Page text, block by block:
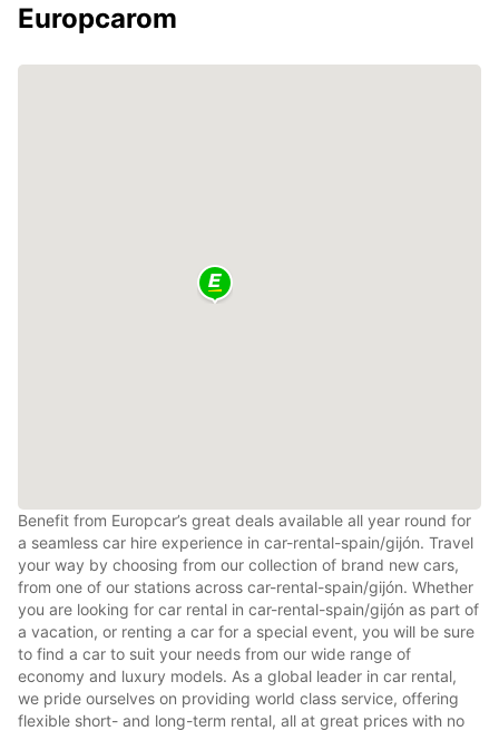
Europcarom
Benefit from Europcar’s great deals available all year round for
a seamless car hire experience in car-rental-spain/gijón. Travel
your way by choosing from our collection of brand new cars,
from one of our stations across car-rental-spain/gijón. Whether
you are looking for car rental in car-rental-spain/gijón as part of
a vacation, or renting a car for a special event, you will be sure
to find a car to suit your needs from our wide range of
economy and luxury models. As a global leader in car rental,
we pride ourselves on providing world class service, offering
flexible short- and long-term rental, all at great prices with no